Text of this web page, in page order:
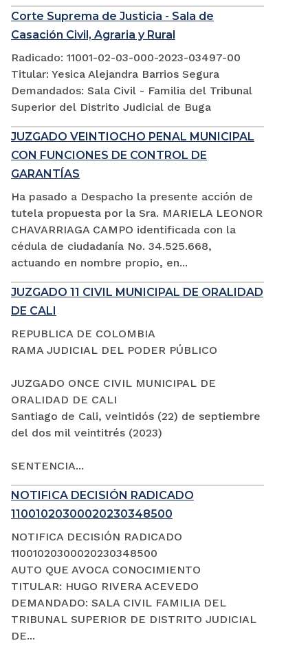
Corte Suprema de Justicia - Sala de
Casación Civil, Agraria y Rural
Radicado: 11001-02-03-000-2023-03497-00
Titular: Yesica Alejandra Barrios Segura
Demandados: Sala Civil - Familia del Tribunal
Superior del Distrito Judicial de Buga
JUZGADO VEINTIOCHO PENAL MUNICIPAL
CON FUNCIONES DE CONTROL DE
GARANTÍAS
Ha pasado a Despacho la presente acción de
tutela propuesta por la Sra. MARIELA LEONOR
CHAVARRIAGA CAMPO identificada con la
cédula de ciudadanía No. 34.525.668,
actuando en nombre propio, en...
JUZGADO 11 CIVIL MUNICIPAL DE ORALIDAD
DE CALI
REPUBLICA DE COLOMBIA
RAMA JUDICIAL DEL PODER PÚBLICO
JUZGADO ONCE CIVIL MUNICIPAL DE
ORALIDAD DE CALI
Santiago de Cali, veintidós (22) de septiembre
del dos mil veintitrés (2023)
SENTENCIA...
NOTIFICA DECISIÓN RADICADO
11001020300020230348500
NOTIFICA DECISIÓN RADICADO
11001020300020230348500
AUTO QUE AVOCA CONOCIMIENTO
TITULAR: HUGO RIVERA ACEVEDO
DEMANDADO: SALA CIVIL FAMILIA DEL
TRIBUNAL SUPERIOR DE DISTRITO JUDICIAL
DE...